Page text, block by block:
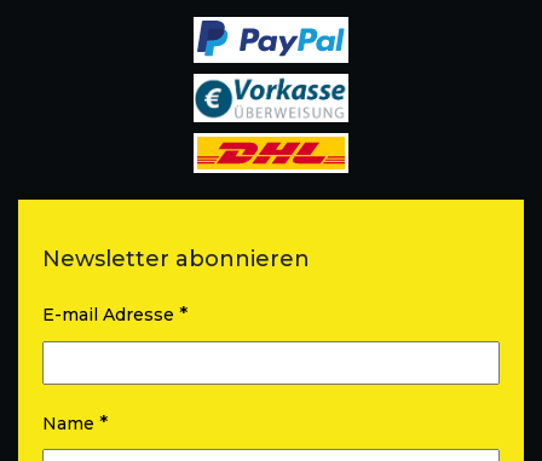
Newsletter abonnieren
E-mail Adresse *
Name *